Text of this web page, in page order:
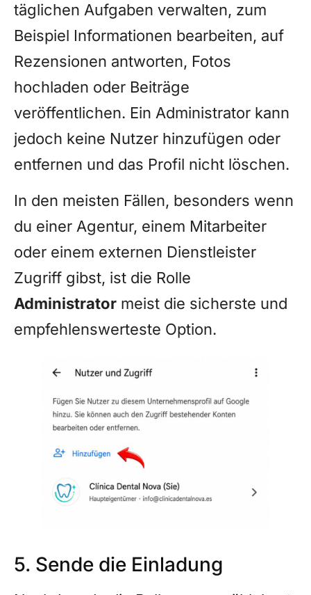
täglichen Aufgaben verwalten, zum
Beispiel Informationen bearbeiten, auf
Rezensionen antworten, Fotos
hochladen oder Beiträge
veröffentlichen. Ein Administrator kann
jedoch keine Nutzer hinzufügen oder
entfernen und das Profil nicht löschen.
In den meisten Fällen, besonders wenn
du einer Agentur, einem Mitarbeiter
oder einem externen Dienstleister
Zugriff gibst, ist die Rolle
Administrator meist die sicherste und
empfehlenswerteste Option.
5. Sende die Einladung